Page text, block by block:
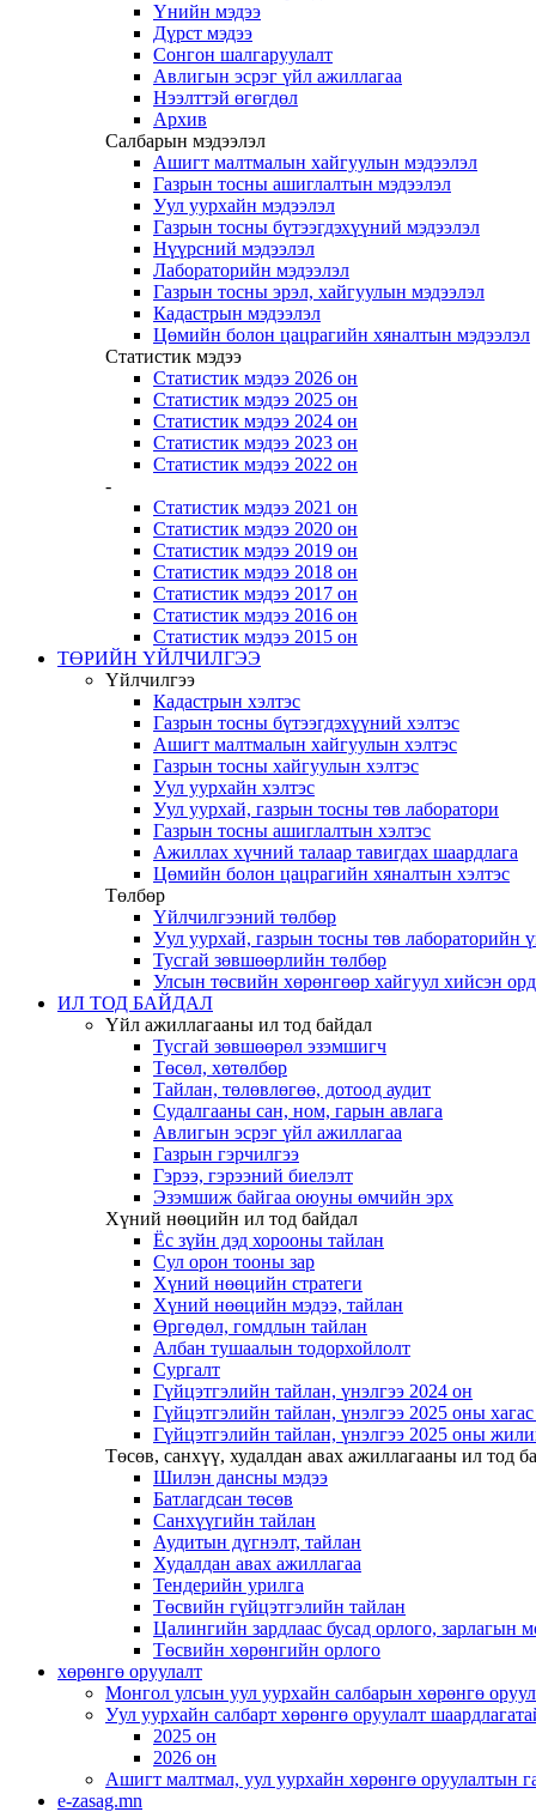
Үнийн мэдээ
Дүрст мэдээ
Сонгон шалгаруулалт
Авлигын эсрэг үйл ажиллагаа
Нээлттэй өгөгдөл
Архив
Салбарын мэдээлэл
Ашигт малтмалын хайгуулын мэдээлэл
Газрын тосны ашиглалтын мэдээлэл
Уул уурхайн мэдээлэл
Газрын тосны бүтээгдэхүүний мэдээлэл
Нүүрсний мэдээлэл
Лабораторийн мэдээлэл
Газрын тосны эрэл, хайгуулын мэдээлэл
Кадастрын мэдээлэл
Цөмийн болон цацрагийн хяналтын мэдээлэл
Статистик мэдээ
Статистик мэдээ 2026 он
Статистик мэдээ 2025 он
Статистик мэдээ 2024 он
Статистик мэдээ 2023 он
Статистик мэдээ 2022 он
-
Статистик мэдээ 2021 он
Статистик мэдээ 2020 он
Статистик мэдээ 2019 он
Статистик мэдээ 2018 он
Статистик мэдээ 2017 он
Статистик мэдээ 2016 он
Статистик мэдээ 2015 он
ТӨРИЙН ҮЙЛЧИЛГЭЭ
Үйлчилгээ
Кадастрын хэлтэс
Газрын тосны бүтээгдэхүүний хэлтэс
Ашигт малтмалын хайгуулын хэлтэс
Газрын тосны хайгуулын хэлтэс
Уул уурхайн хэлтэс
Уул уурхай, газрын тосны төв лаборатори
Газрын тосны ашиглалтын хэлтэс
Ажиллах хүчний талаар тавигдах шаардлага
Цөмийн болон цацрагийн хяналтын хэлтэс
Төлбөр
Үйлчилгээний төлбөр
Уул уурхай, газрын тосны төв лабораторийн
Тусгай зөвшөөрлийн төлбөр
Улсын төсвийн хөрөнгөөр хайгуул хийсэн
ИЛ ТОД БАЙДАЛ
Үйл ажиллагааны ил тод байдал
Тусгай зөвшөөрөл эзэмшигч
Төсөл, хөтөлбөр
Тайлан, төлөвлөгөө, дотоод аудит
Судалгааны сан, ном, гарын авлага
Авлигын эсрэг үйл ажиллагаа
Газрын гэрчилгээ
Гэрээ, гэрээний биелэлт
Эзэмшиж байгаа оюуны өмчийн эрх
Хүний нөөцийн ил тод байдал
Ёс зүйн дэд хорооны тайлан
Сул орон тооны зар
Хүний нөөцийн стратеги
Хүний нөөцийн мэдээ, тайлан
Өргөдөл, гомдлын тайлан
Албан тушаалын тодорхойлолт
Сургалт
Гүйцэтгэлийн тайлан, үнэлгээ 2024 он
Гүйцэтгэлийн тайлан, үнэлгээ 2025 оны
Гүйцэтгэлийн тайлан, үнэлгээ 2025 оны
Төсөв, санхүү, худалдан авах ажиллагааны ил тод
Шилэн дансны мэдээ
Батлагдсан төсөв
Санхүүгийн тайлан
Аудитын дүгнэлт, тайлан
Худалдан авах ажиллагаа
Тендерийн урилга
Төсвийн гүйцэтгэлийн тайлан
Цалингийн зардлаас бусад орлого, зарлагын
Төсвийн хөрөнгийн орлого
хөрөнгө оруулалт
Монгол улсын уул уурхайн салбарын хөрөнгө
Уул уурхайн салбарт хөрөнгө оруулалт
2025 он
2026 он
Ашигт малтмал, уул уурхайн хөрөнгө оруулалтын
e-zasag.mn